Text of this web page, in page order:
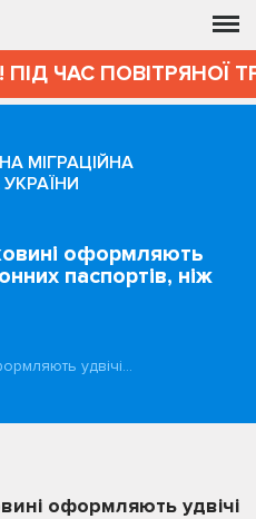
ПІД ЧАС ПОВІТРЯНОЇ
МІГРАЦІЙНА
оформляють
паспортів, ніж
удвічі…
оформляють удвічі